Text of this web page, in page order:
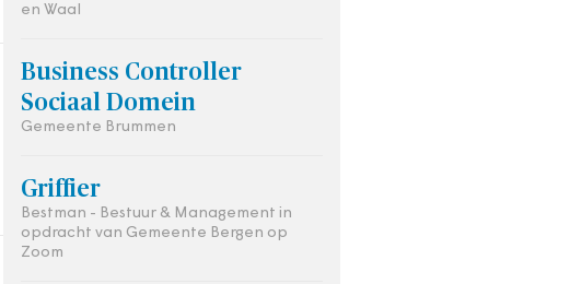
en Waal
Business Controller
Sociaal Domein
Gemeente Brummen
Griffier
Bestman - Bestuur & Management in
opdracht van Gemeente Bergen op
Zoom